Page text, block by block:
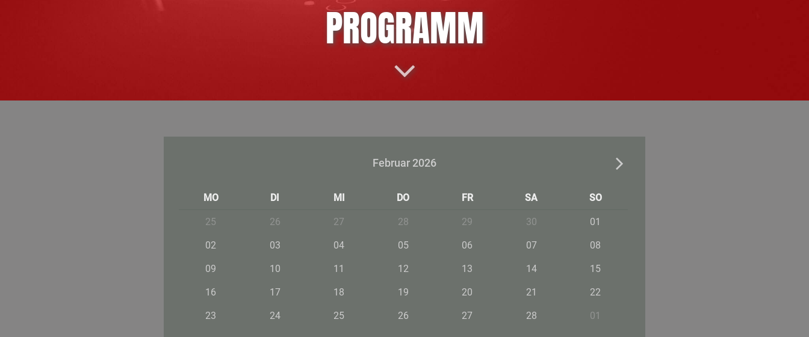
PROGRAMM
Februar 2026
MO DI MI DO FR SA SO
25 26 27 28 29 30 01
02 03 04 05 06 07 08
09 10 11 12 13 14 15
16 17 18 19 20 21 22
23 24 25 26 27 28 01